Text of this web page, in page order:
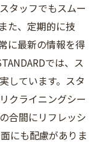
タッフでもスムー
た、定期的に技
に最新の情報を得
では、ス
しています。スタ
クライニングシー
合間にリフレッシ
にも配慮がありま